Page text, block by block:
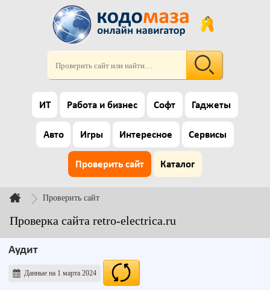
ИТ Работа и бизнес Софт Гаджеты
Авто Игры Интересное Сервисы
Проверить сайт Каталог
Проверить сайт
Проверка сайта retro-electrica.ru
Аудит
Данные на 1 марта 2024